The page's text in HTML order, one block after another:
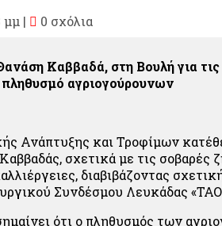
μμ | 0 σχόλια
Καββαδά, στη Βουλή για τις
αγριογούρουνων
Ανάπτυξης και Τροφίμων
σχετικά με τις σοβαρές
διαβιβάζοντας
Συνδέσμου Λευκάδας
ότι ο πληθυσμός των